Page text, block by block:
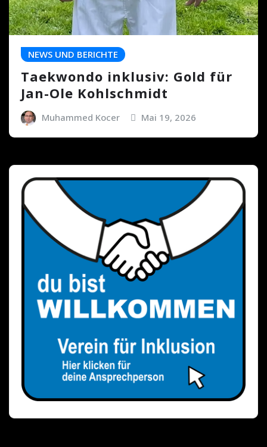
NEWS UND BERICHTE
Taekwondo inklusiv: Gold für
Jan-Ole Kohlschmidt
Muhammed Kocer Mai 19, 2026